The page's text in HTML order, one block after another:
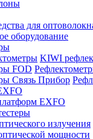
для
оборудование
KIWI
FOD
Связь Прибор
EXFO
излучения
мощности